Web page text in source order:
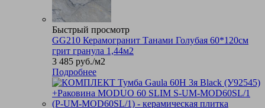
Быстрый просмотр
GG210 Керамогранит Танами Голубая 60*120см
грит гранула 1,44м2
3 485 руб./м2
Подробнее